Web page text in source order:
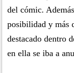
del cómic.
posibilidad y más
destacado dentro
en ella se iba a